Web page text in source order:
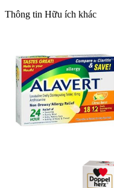
Thông tin Hữu ích khác